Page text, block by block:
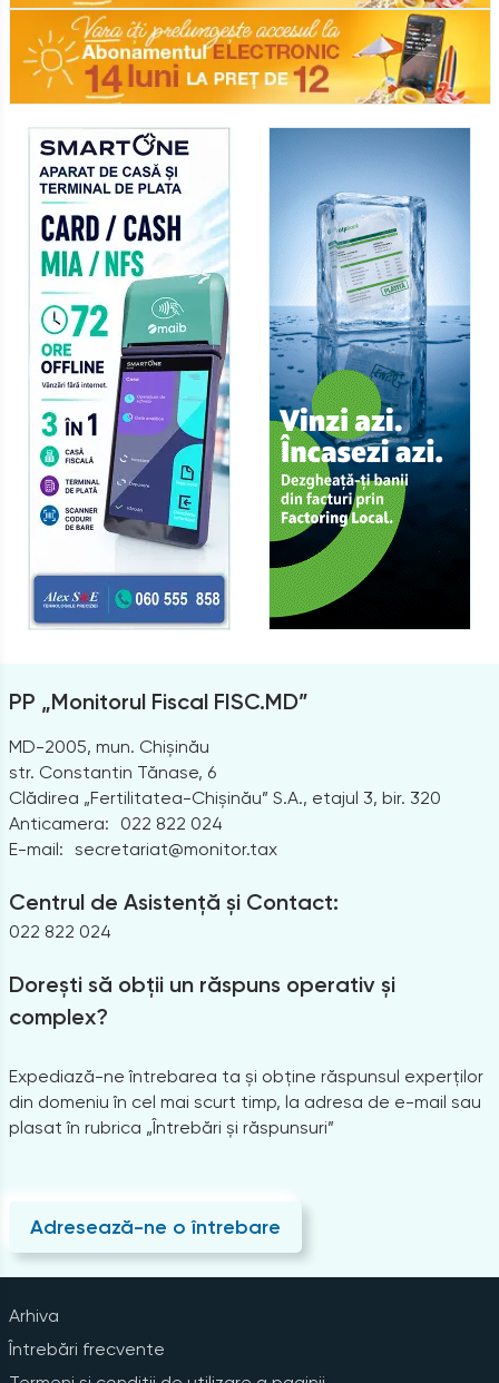
PP „Monitorul Fiscal FISC.MD”
MD-2005, mun. Chișinău
str. Constantin Tănase, 6
Clădirea „Fertilitatea-Chișinău” S.A., etajul 3, bir. 320
Anticamera:
022 822 024
E-mail: secretariat@monitor.tax
Centrul de Asistență și Contact:
022 822 024
Dorești să obții un răspuns operativ și
complex?
Expediază-ne întrebarea ta și obține răspunsul experților
din domeniu în cel mai scurt timp, la adresa de e-mail sau
plasat în rubrica „Întrebări și răspunsuri”
Adresează-ne o întrebare
Arhiva
Întrebări frecvente